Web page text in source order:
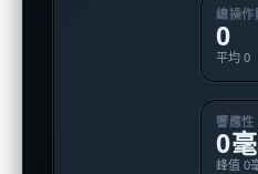
總操作
0
平均 0
響應性
0
峰值 0